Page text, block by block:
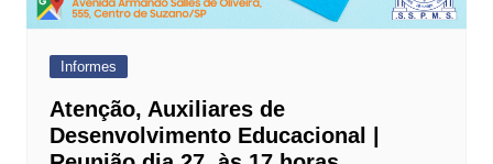
Informes
Atenção, Auxiliares de
Desenvolvimento Educacional |